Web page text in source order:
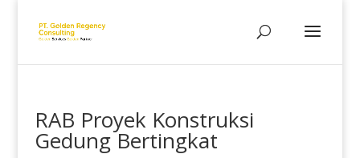
RAB Proyek Konstruksi
Gedung Bertingkat